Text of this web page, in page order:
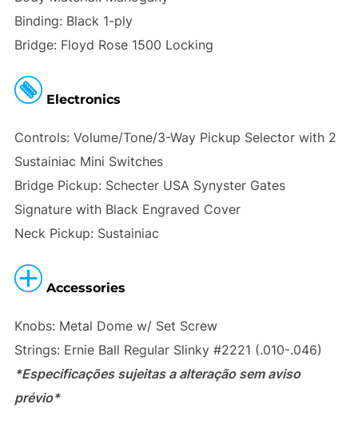
Binding: Black 1-ply
Bridge: Floyd Rose 1500 Locking
Electronics
Controls: Volume/Tone/3-Way Pickup Selector with 2
Sustainiac Mini Switches
Bridge Pickup: Schecter USA Synyster Gates
Signature with Black Engraved Cover
Neck Pickup: Sustainiac
Accessories
Knobs: Metal Dome w/ Set Screw
Strings: Ernie Ball Regular Slinky #2221 (.010-.046)
*Especificações sujeitas a alteração sem aviso
prévio*